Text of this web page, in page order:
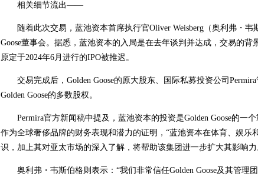
相关细节流出——
随着此次交易，蓝池资本首席执行官Oliver Weisberg（奥利弗・韦
Goose董事会。据悉，蓝池资本的入局是在去年谈判并达成，交易的背
原定于2024年6月进行的IPO被推迟。
交易完成后，Golden Goose的原大股东、国际私募投资公司
Golden Goose的多数股权。
Permira官方新闻稿中提及，蓝池资本的投资是Golden Goose的一个
作为全球奢侈品牌的财务表现和潜力的证明，“蓝池资本在体育、娱乐
识，加上其对亚太市场的深入了解，将帮助该集团进一步扩大其影响力
奥利弗・韦斯伯格则表示：“我们非常信任Golden Goose及其管理